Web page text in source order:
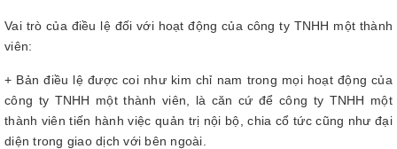
Vai trò của điều lệ đối với hoạt động của công ty TNHH một thành
viên:
+ Bản điều lệ được coi như kim chỉ nam trong mọi hoạt động của
công ty TNHH một thành viên, là căn cứ để công ty TNHH một
thành viên tiến hành việc quản trị nội bộ, chia cổ tức cũng như đại
diện trong giao dịch với bên ngoài.